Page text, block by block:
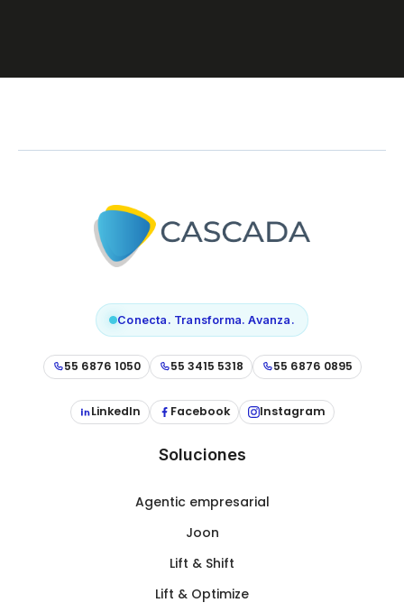
Conecta. Transforma. Avanza.
55 6876 1050 55 3415 5318 55 6876 0895
LinkedIn Facebook Instagram
Soluciones
Agentic empresarial
Joon
Lift & Shift
Lift & Optimize